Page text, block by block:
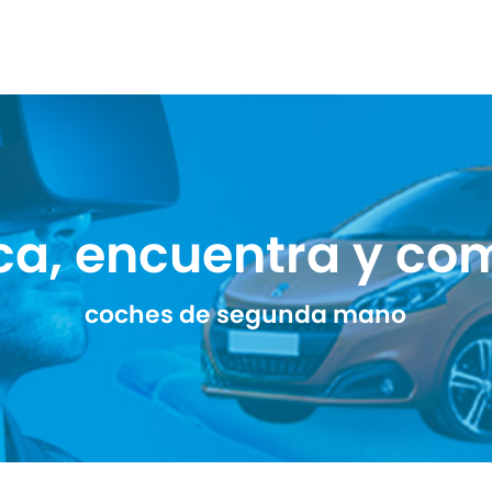
encuentra y
coches de segunda mano